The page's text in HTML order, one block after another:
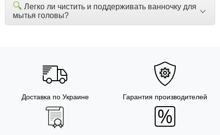
🔍 Легко ли чистить и поддерживать ванночку для
мытья головы?
Доставка по Украине Гарантия производителей